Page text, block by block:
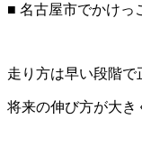
■ 名古屋市でかけっ
走り方は早い段階で
将来の伸び方が大き